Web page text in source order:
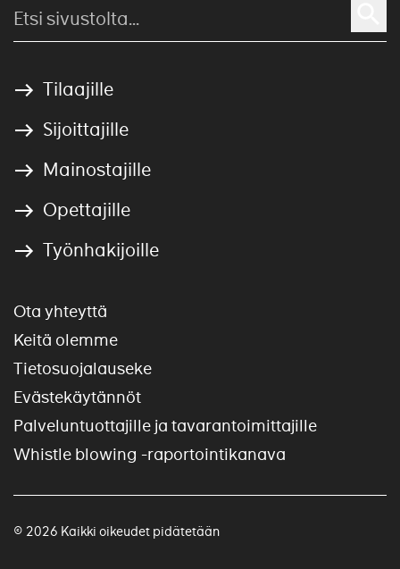
Tilaajille
Sijoittajille
Mainostajille
Opettajille
Työnhakijoille
Ota yhteyttä
Keitä olemme
Tietosuojalauseke
Evästekäytännöt
Palveluntuottajille ja tavarantoimittajille
Whistle blowing -raportointikanava
© 2026 Kaikki oikeudet pidätetään